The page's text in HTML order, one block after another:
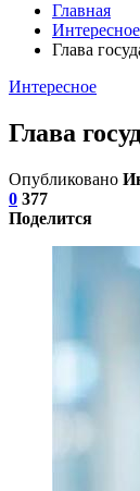
Главная
Интересное
Глава
Интересное
Глава
Опубликовано
0 377
Поделится